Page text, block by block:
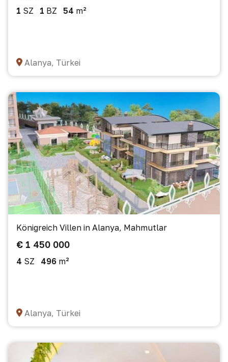
1 SZ 1 BZ 54 m²
Alanya, Türkei
Königreich Villen in Alanya, Mahmutlar
€ 1 450 000
4 SZ 496 m²
Alanya, Türkei